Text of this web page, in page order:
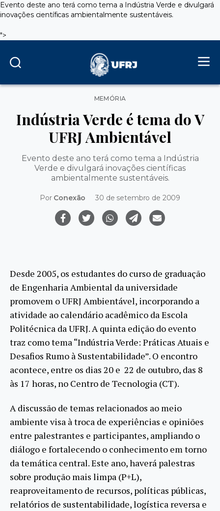
Evento deste ano terá como tema a Indústria Verde e divulgará
inovações científicas ambientalmente sustentáveis.
">
Categorias
MEMÓRIA
Indústria Verde é tema do V
UFRJ Ambientável
Evento deste ano terá como tema a Indústria
Verde e divulgará inovações científicas
ambientalmente sustentáveis.
Por Conexão 30 de setembro de 2009
Desde 2005, os estudantes do curso de graduação
de Engenharia Ambiental da universidade
promovem o UFRJ Ambientável, incorporando a
atividade ao calendário acadêmico da Escola
Politécnica da UFRJ. A quinta edição do evento
traz como tema “Indústria Verde: Práticas Atuais e
Desafios Rumo à Sustentabilidade”. O encontro
acontece, entre os dias 20 e 22 de outubro, das 8
às 17 horas, no Centro de Tecnologia (CT).
A discussão de temas relacionados ao meio
ambiente visa à troca de experiências e opiniões
entre palestrantes e participantes, ampliando o
diálogo e fortalecendo o conhecimento em torno
da temática central. Este ano, haverá palestras
sobre produção mais limpa (P+L),
reaproveitamento de recursos, políticas públicas,
relatórios de sustentabilidade, logística reversa e